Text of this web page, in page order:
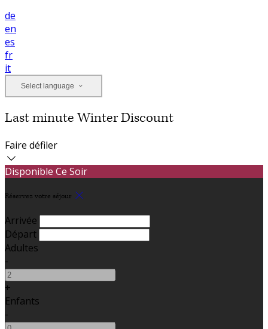
de
en
es
fr
it
Select language
Last minute Winter Discount
Faire défiler
Disponible Ce Soir
Réservez votre séjour
Arrivée
Départ
Adultes
-
+
Enfants
-